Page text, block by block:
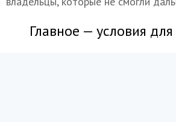
Главное — условия